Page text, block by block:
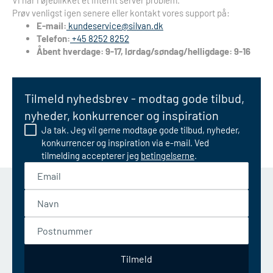
Prøv venligst igen senere eller kontakt vores support på:
E-mail: kundeservice@silvan.dk
Telefon: +45 8252 8252
Åbent hverdage: 9-17, lørdag/søndag/helligdage: 9-16
Tilmeld nyhedsbrev - modtag gode tilbud,
nyheder, konkurrencer og inspiration
Ja tak. Jeg vil gerne modtage gode tilbud, nyheder,
konkurrencer og inspiration via e-mail. Ved
tilmelding accepterer jeg betingelserne.
Tilmeld